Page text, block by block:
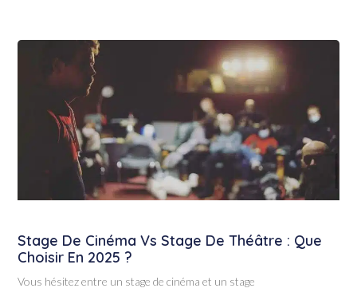
Stage De Cinéma Vs Stage De Théâtre : Que
Choisir En 2025 ?
Vous hésitez entre un stage de cinéma et un stage